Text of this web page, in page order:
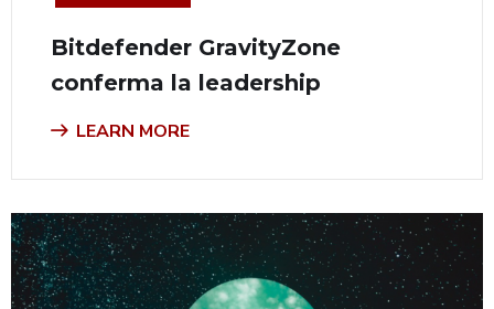
Bitdefender GravityZone
conferma la leadership
LEARN MORE